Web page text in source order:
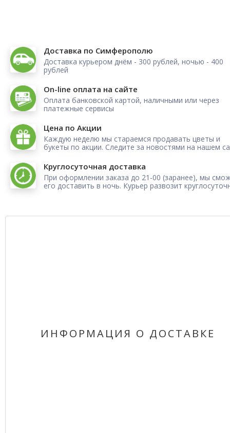
Доставка по Симферополю
Доставка курьером днём - 300 рублей, ночью - 400
рублей
On-line оплата на сайте
Оплата банковской картой, наличными или через
платежные сервисы
Цена по Акции
Каждую неделю мы стараемся продавать цветы и
букеты по акции. Следите за новостями на нашем
Круглосуточная доставка
При оформлении заказа до 21-00 (заранее), мы
его доставить в ночь. Курьер развозит
ИНФОРМАЦИЯ О ДОСТАВКЕ